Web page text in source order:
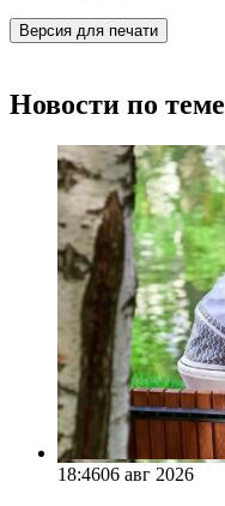
Версия для печати
Новости по теме
18:4606 авг 2026